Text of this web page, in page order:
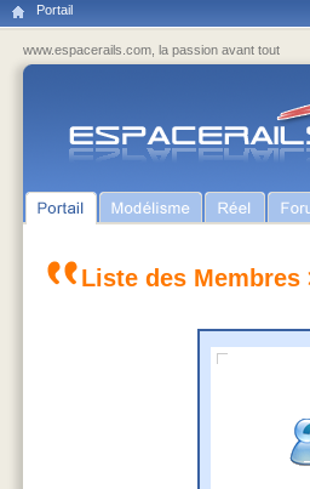
Portail
www.espacerails.com, la passion avant tout
Liste des Membres